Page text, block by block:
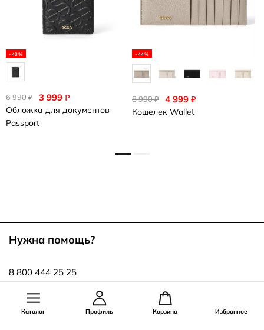
-43%
3 999 ₽
6 990₽
Обложка для документов
Passport
-44%
4 999 ₽
8 990₽
Кошелек Wallet
Каталог Профиль Корзина Избранное
Нужна помощь?
8 800 444 25 25
info@ecco.ru